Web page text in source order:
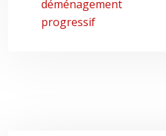
déménagement
progressif